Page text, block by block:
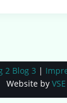
2 Blog 3 |
Website by